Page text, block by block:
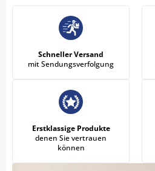
Schneller Versand
mit Sendungsverfolgung
Erstklassige Produkte
denen Sie vertrauen
können